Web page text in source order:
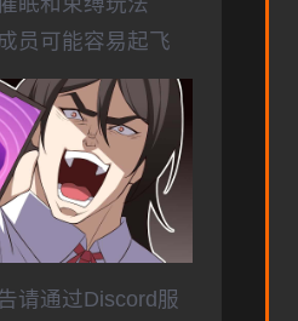
员可能容易起飞
请通过Discord服